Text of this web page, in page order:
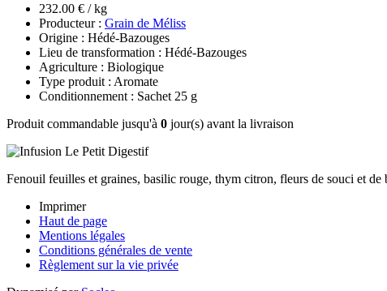
232.00 € / kg
Producteur : Grain de Méliss
Origine : Hédé-Bazouges
Lieu de transformation : Hédé-Bazouges
Agriculture : Biologique
Type produit : Aromate
Conditionnement : Sachet 25 g
Produit commandable jusqu'à 0 jour(s) avant la livraison
Fenouil feuilles et graines, basilic rouge, thym citron, fleurs de souci et
Imprimer
Haut de page
Mentions légales
Conditions générales de vente
Règlement sur la vie privée